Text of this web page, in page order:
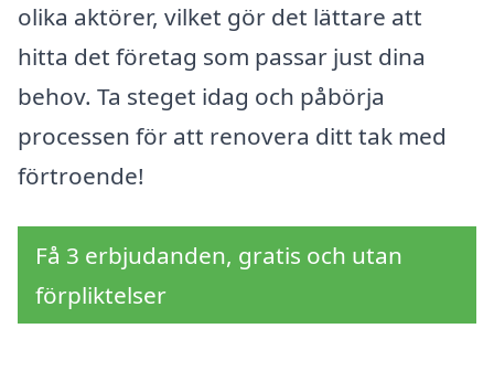
olika aktörer, vilket gör det lättare att
hitta det företag som passar just dina
behov. Ta steget idag och påbörja
processen för att renovera ditt tak med
förtroende!
Få 3 erbjudanden, gratis och utan
förpliktelser